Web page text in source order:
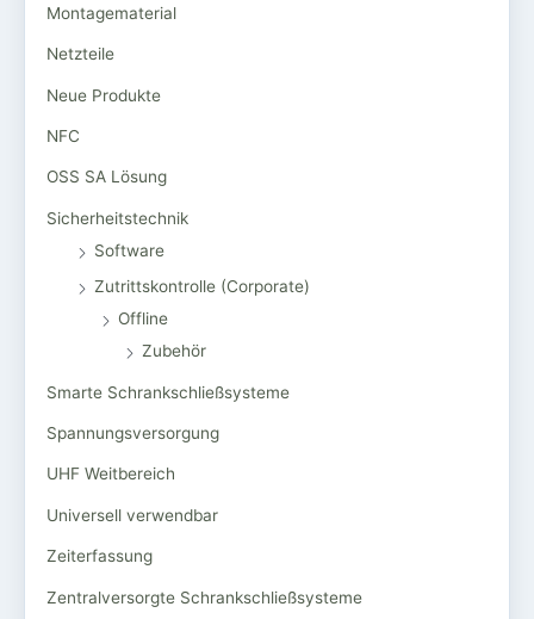
Montagematerial
Netzteile
Neue Produkte
NFC
OSS SA Lösung
Sicherheitstechnik
Software
Zutrittskontrolle (Corporate)
Offline
Zubehör
Smarte Schrankschließsysteme
Spannungsversorgung
UHF Weitbereich
Universell verwendbar
Zeiterfassung
Zentralversorgte Schrankschließsysteme